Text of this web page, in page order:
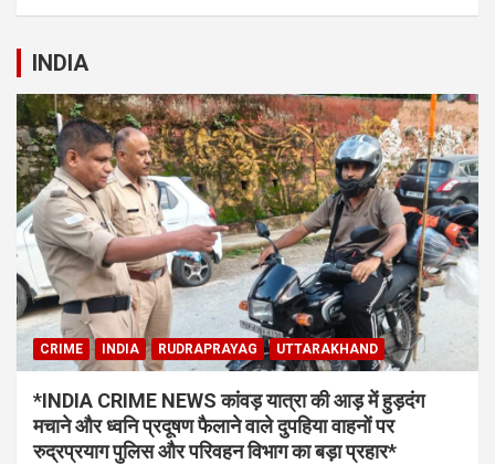
INDIA
CRIME INDIA RUDRAPRAYAG UTTARAKHAND
*INDIA CRIME NEWS कांवड़ यात्रा की आड़ में हुड़दंग
मचाने और ध्वनि प्रदूषण फैलाने वाले दुपहिया वाहनों पर
रुद्रप्रयाग पुलिस और परिवहन विभाग का बड़ा प्रहार*